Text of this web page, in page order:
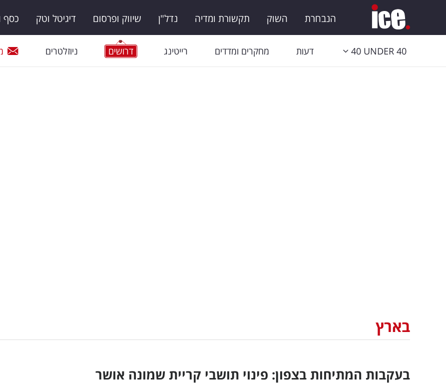
הנבחרת השוק תקשורת ומדיה נדל"ן שיווק ופרסום דיגיטל וטק כסף
40 UNDER 40 דעות מחקרים ומדדים רייטינג דרושים ניוזלטרים
בארץ
בעקבות המתיחות בצפון: פינוי תושבי קריית שמונה אושר